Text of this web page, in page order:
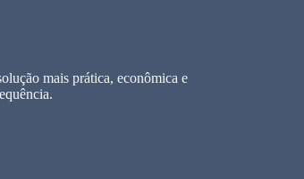
mais prática, econômica e